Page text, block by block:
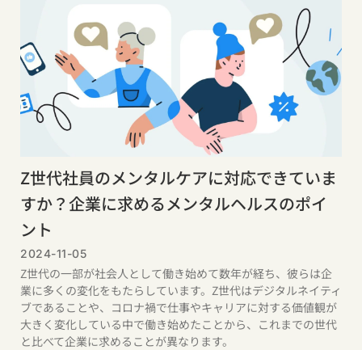
Z世代社員のメンタルケアに対応できていま
すか？企業に求めるメンタルヘルスのポイ
ント
2024-11-05
Z世代の一部が社会人として働き始めて数年が経ち、彼らは企
業に多くの変化をもたらしています。Z世代はデジタルネイティ
ブであることや、コロナ禍で仕事やキャリアに対する価値観が
大きく変化している中で働き始めたことから、これまでの世代
と比べて企業に求めることが異なります。